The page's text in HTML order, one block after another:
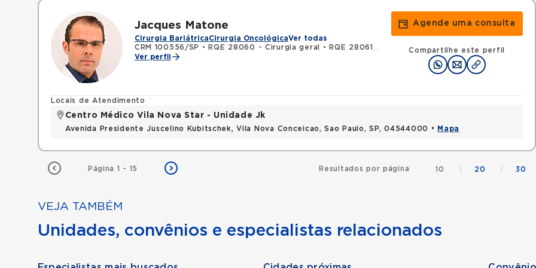
Jacques Matone
Cirurgia BariátricaCirurgia OncológicaVer todas
CRM 100556/SP
• RQE 28060 - Cirurgia geral •
RQE 28061 - Cirurgia do aparelho digestivo
Ver perfil
Agende uma consulta
Compartilhe este perfil
Locais de Atendimento
Centro Médico Vila Nova Star - Unidade Jk
Avenida Presidente Juscelino Kubitschek, Vila Nova Conceicao, Sao Paulo, SP, 04544000 • Mapa
Página 1 - 15 Resultados por página 10 20 30
VEJA TAMBÉM
Unidades, convênios e especialistas relacionados